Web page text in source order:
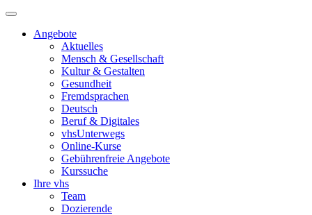
Angebote
Aktuelles
Mensch & Gesellschaft
Kultur & Gestalten
Gesundheit
Fremdsprachen
Deutsch
Beruf & Digitales
vhsUnterwegs
Online-Kurse
Gebührenfreie Angebote
Kurssuche
Ihre vhs
Team
Dozierende